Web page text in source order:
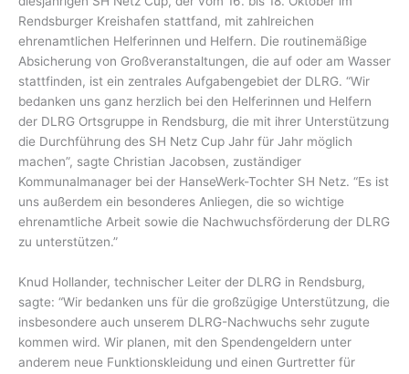
Rendsburger Kreishafen stattfand, mit zahlreichen
ehrenamtlichen Helferinnen und Helfern. Die routinemäßige
Absicherung von Großveranstaltungen, die auf oder am Wasser
stattfinden, ist ein zentrales Aufgabengebiet der DLRG. “Wir
bedanken uns ganz herzlich bei den Helferinnen und Helfern
der DLRG Ortsgruppe in Rendsburg, die mit ihrer Unterstützung
die Durchführung des SH Netz Cup Jahr für Jahr möglich
machen”, sagte Christian Jacobsen, zuständiger
Kommunalmanager bei der HanseWerk-Tochter SH Netz. “Es ist
uns außerdem ein besonderes Anliegen, die so wichtige
ehrenamtliche Arbeit sowie die Nachwuchsförderung der DLRG
zu unterstützen.”
Knud Hollander, technischer Leiter der DLRG in Rendsburg,
sagte: “Wir bedanken uns für die großzügige Unterstützung, die
insbesondere auch unserem DLRG-Nachwuchs sehr zugute
kommen wird. Wir planen, mit den Spendengeldern unter
anderem neue Funktionskleidung und einen Gurtretter für